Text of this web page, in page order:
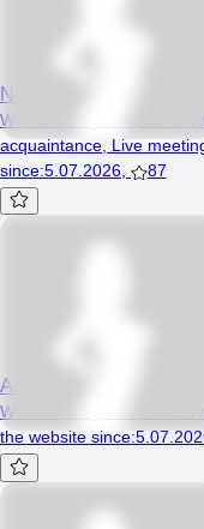
Nataliza
Woman, 32 years,
acquaintance Live
since:5.07.2026 87
Adzia84
Woman, 44 years,
the website since: